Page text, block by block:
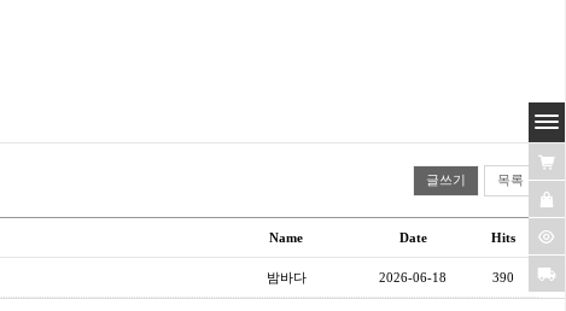
글쓰기 목록
Name Date Hits
밤바다 2026-06-18 390